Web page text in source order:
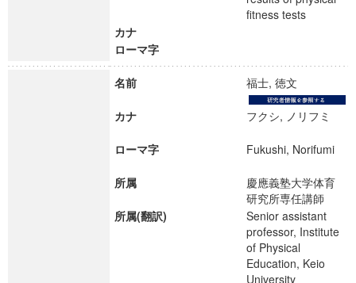
fitness tests
カナ
ローマ字
名前 福士, 徳文
カナ フクシ, ノリフミ
ローマ字 Fukushi, Norifumi
所属
慶應義塾大学体育
研究所専任講師
所属(翻訳)
Senior assistant
professor, Institute
of Physical
Education, Keio
University